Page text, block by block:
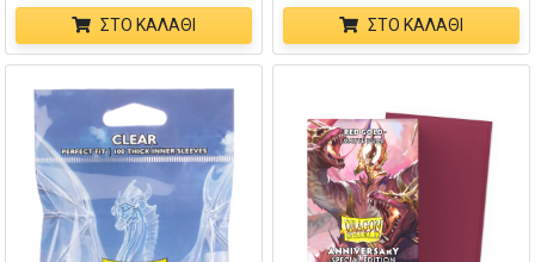
ΣΤΟ ΚΑΛΆΘΙ
ΣΤΟ ΚΑΛΆΘΙ